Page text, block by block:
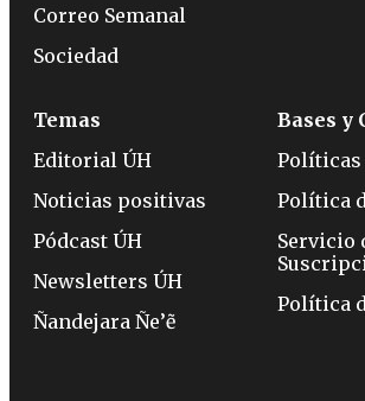
Correo Semanal
Sociedad
Temas
Editorial ÚH
Noticias positivas
Pódcast ÚH
Newsletters ÚH
Ñandejara Ñe’ẽ
Bases y
Políticas
Política
Servicio
Política